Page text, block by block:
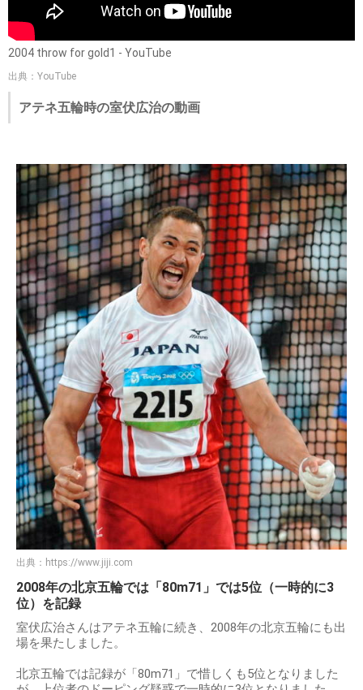
2004 throw for gold1 - YouTube
出典：YouTube
アテネ五輪時の室伏広治の動画
出典： https://www.jiji.com
2008年の北京五輪では「80m71」では5位（一時的に3
位）を記録
室伏広治さんはアテネ五輪に続き、2008年の北京五輪にも出
場を果たしました。
北京五輪では記録が「80m71」で惜しくも5位となりました